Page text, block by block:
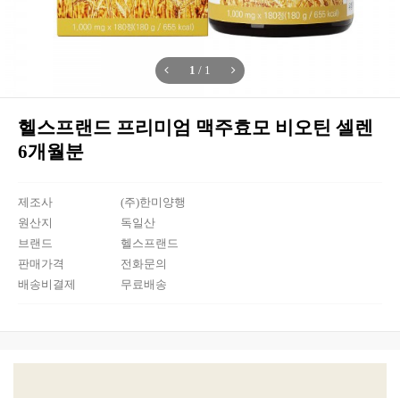
1 / 1
헬스프랜드 프리미엄 맥주효모 비오틴 셀렌
6개월분
제조사
(주)한미양행
원산지
독일산
브랜드
헬스프랜드
판매가격
전화문의
배송비결제
무료배송